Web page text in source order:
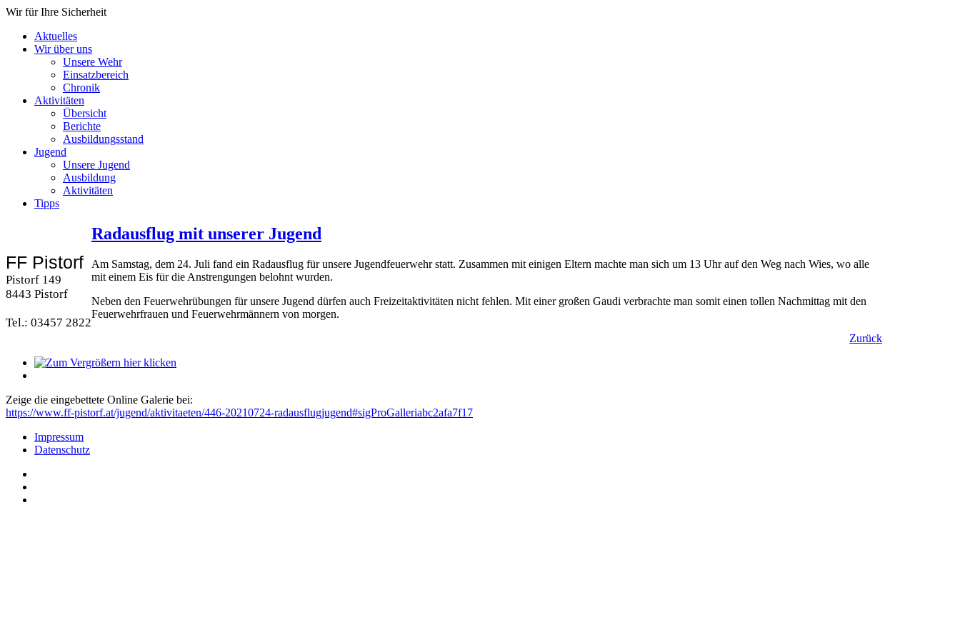
Wir für Ihre Sicherheit
Aktuelles
Wir über uns
Unsere Wehr
Einsatzbereich
Chronik
Aktivitäten
Übersicht
Berichte
Ausbildungsstand
Jugend
Unsere Jugend
Ausbildung
Aktivitäten
Tipps
FF Pistorf
Pistorf 149
8443 Pistorf
Tel.: 03457 2822
Radausflug mit unserer Jugend
Am Samstag, dem 24. Juli fand ein Radausflug für unsere Jugendfeuerwehr statt. Zusammen mit einigen Eltern machte man sich um 13 Uhr auf den Weg nach Wies, wo alle
mit einem Eis für die Anstrengungen belohnt wurden.
Neben den Feuerwehrübungen für unsere Jugend dürfen auch Freizeitaktivitäten nicht fehlen. Mit einer großen Gaudi verbrachte man somit einen tollen Nachmittag mit den
Feuerwehrfrauen und Feuerwehrmännern von morgen.
Zurück
Zeige die eingebettete Online Galerie bei:
https://www.ff-pistorf.at/jugend/aktivitaeten/446-20210724-radausflugjugend#sigProGalleriabc2afa7f17
Impressum
Datenschutz